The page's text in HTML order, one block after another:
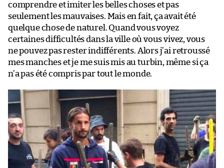
comprendre et imiter les belles choses et pas
seulement les mauvaises. Mais en fait, ça avait été
quelque chose de naturel. Quand vous voyez
certaines difficultés dans la ville où vous vivez, vous
ne pouvez pas rester indifférents. Alors j’ai retroussé
mes manches et je me suis mis au turbin, même si ça
n’a pas été compris par tout le monde.